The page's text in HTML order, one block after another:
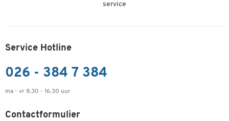
service
Service Hotline
026 - 384 7 384
ma - vr 8.30 - 16.30 uur
Contactformulier